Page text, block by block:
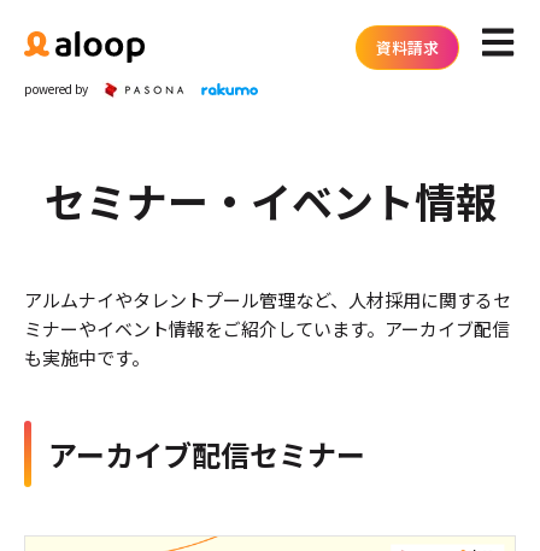
powered by
資料請求 メイ
セミナー・イベント情報
アルムナイやタレントプール管理など、人材採用に関するセ
ミナーやイベント情報をご紹介しています。アーカイブ配信
も実施中です。
アーカイブ配信セミナー